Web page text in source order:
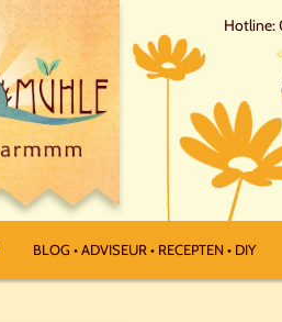
Hotline:
BLOG • ADVISEUR • RECEPTEN • DIY